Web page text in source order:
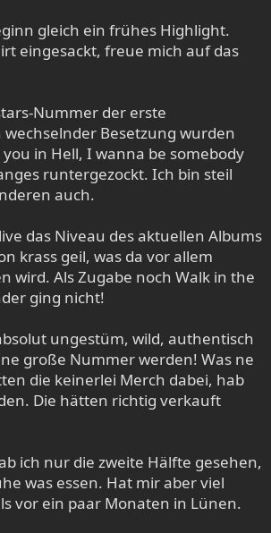
gleich ein frühes Highlight.
eingesackt, freue mich auf das
Nummer der erste
Besetzung wurden
you in Hell, I wanna be somebody
runtergezockt. Ich bin steil
auch.
das Niveau des aktuellen Albums
krass geil, was da vor allem
wird. Als Zugabe noch Walk in the
ging nicht!
ungestüm, wild, authentisch
große Nummer werden! Was ne
die keinerlei Merch dabei, hab
Die hätten richtig verkauft
ich nur die zweite Hälfte gesehen,
was essen. Hat mir aber viel
vor ein paar Monaten in Lünen.